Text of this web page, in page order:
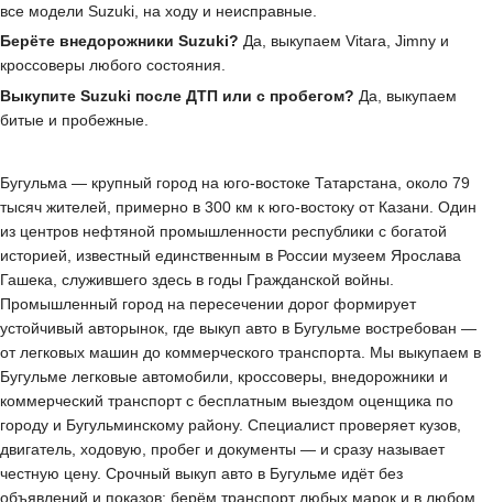
все модели Suzuki, на ходу и неисправные.
Берёте внедорожники Suzuki? Да, выкупаем Vitara, Jimny и
кроссоверы любого состояния.
Выкупите Suzuki после ДТП или с пробегом? Да, выкупаем
битые и пробежные.
Бугульма — крупный город на юго-востоке Татарстана, около 79
тысяч жителей, примерно в 300 км к юго-востоку от Казани. Один
из центров нефтяной промышленности республики с богатой
историей, известный единственным в России музеем Ярослава
Гашека, служившего здесь в годы Гражданской войны.
Промышленный город на пересечении дорог формирует
устойчивый авторынок, где выкуп авто в Бугульме востребован —
от легковых машин до коммерческого транспорта. Мы выкупаем в
Бугульме легковые автомобили, кроссоверы, внедорожники и
коммерческий транспорт с бесплатным выездом оценщика по
городу и Бугульминскому району. Специалист проверяет кузов,
двигатель, ходовую, пробег и документы — и сразу называет
честную цену. Срочный выкуп авто в Бугульме идёт без
объявлений и показов: берём транспорт любых марок и в любом